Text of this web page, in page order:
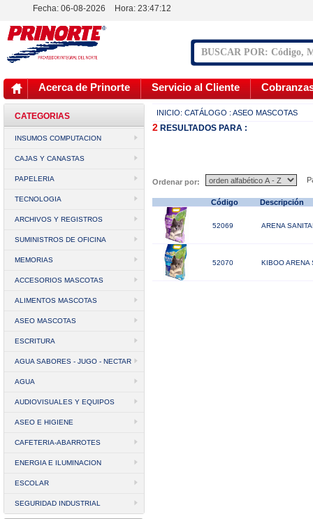
Fecha: 06-08-2026 Hora: 23:47:12
Acerca de Prinorte Servicio al Cliente
CATEGORIAS
INSUMOS COMPUTACION
CAJAS Y CANASTAS
PAPELERIA
TECNOLOGIA
ARCHIVOS Y REGISTROS
SUMINISTROS DE OFICINA
MEMORIAS
ACCESORIOS MASCOTAS
ALIMENTOS MASCOTAS
ASEO MASCOTAS
ESCRITURA
AGUA SABORES - JUGO - NECTAR
AGUA
AUDIOVISUALES Y EQUIPOS
ASEO E HIGIENE
CAFETERIA-ABARROTES
ENERGIA E ILUMINACION
ESCOLAR
SEGURIDAD INDUSTRIAL
INICIO: CATÁLOGO : ASEO MASCOTAS
2 RESULTADOS PARA :
Ordenar por:
Código Descripción
52069 ARENA
52070 KIBOO ARENA